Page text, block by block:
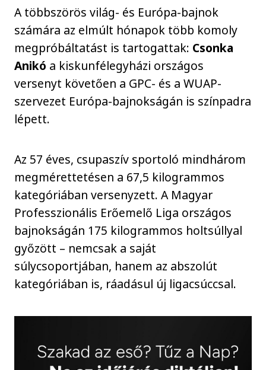
A többszörös világ- és Európa-bajnok
számára az elmúlt hónapok több komoly
megpróbáltatást is tartogattak: Csonka
Anikó a kiskunfélegyházi országos
versenyt követően a GPC- és a WUAP-
szervezet Európa-bajnokságán is színpadra
lépett.
Az 57 éves, csupaszív sportoló mindhárom
megmérettetésen a 67,5 kilogrammos
kategóriában versenyzett. A Magyar
Professzionális Erőemelő Liga országos
bajnokságán 175 kilogrammos holtsúllyal
győzött – nemcsak a saját
súlycsoportjában, hanem az abszolút
kategóriában is, ráadásul új ligacsúccsal.